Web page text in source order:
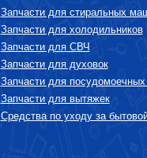
Запчасти для стиральных
Запчасти для холодильников
Запчасти для СВЧ
Запчасти для духовок
Запчасти для
Запчасти для вытяжек
Средства по уходу за